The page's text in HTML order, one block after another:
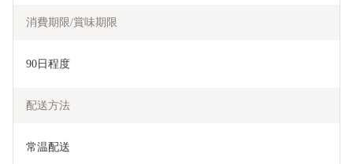
消費期限/賞味期限
90日程度
配送方法
常温配送